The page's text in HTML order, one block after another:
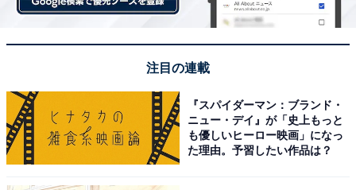
注目の連載
『スパイダーマン：ブランド・
ニュー・デイ』が「史上もっと
も優しいヒーロー映画」になっ
た理由。予習したい作品は？